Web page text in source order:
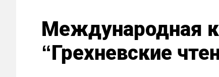
Международная
“Грехневские